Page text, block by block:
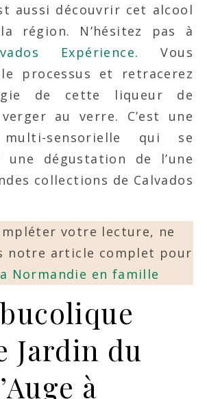
aussi découvrir cet alcool
région. N’hésitez pas à
Expérience. Vous
processus et retracerez
de cette liqueur de
au verre. C’est une
multi-sensorielle qui se
dégustation de l’une
collections de Calvados
votre lecture, ne
notre article complet pour
Normandie en famille
Jardin du
à